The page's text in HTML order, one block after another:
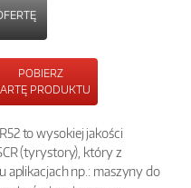
POBIERZ
PRODUKTU
to wysokiej jakości
(tyrystory), który z
aplikacjach np.: maszyny do